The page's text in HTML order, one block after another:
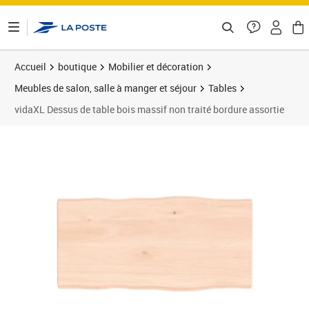
Accueil boutique
Mobilier et décoration
Meubles de salon, salle à manger et séjour
Tables
vidaXL Dessus de table bois massif non traité bordure assortie